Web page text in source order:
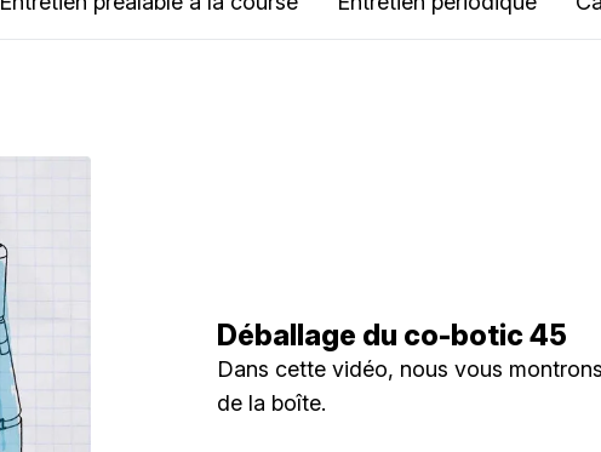
Déballage du co-botic 45
Dans cette vidéo, nous vous
de la boîte.